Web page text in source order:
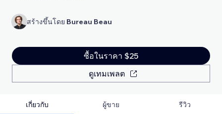
สร้างขึ้นโดย Bureau Beau
ซื้อในราคา $25
ดูเทมเพลต
เกี่ยวกับ ผู้ขาย รีวิว